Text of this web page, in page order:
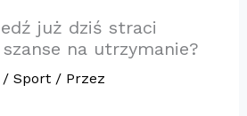
już dziś straci
na utrzymanie?
/ Sport/ Przez